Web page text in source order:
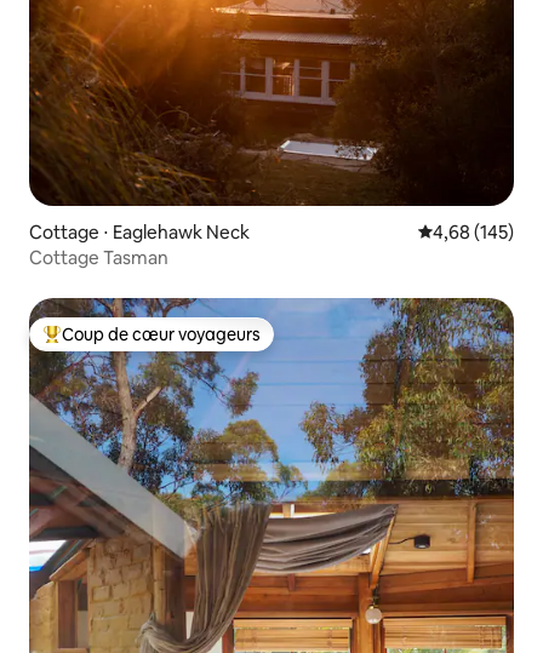
Cottage ⋅ Eaglehawk Neck Évaluation
4,68 (145)
Cottage Tasman
Coups de cœur voyageurs les plus appréciés
Coup de cœur voyageurs